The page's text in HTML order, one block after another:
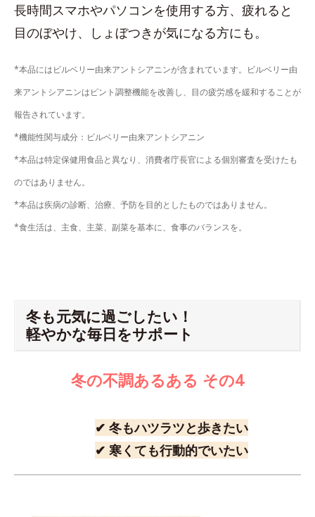
長時間スマホやパソコンを使用する方、疲れると
目のぼやけ、しょぼつきが気になる方にも。
*本品にはビルベリー由来アントシアニンが含まれています。ビルベリー由
来アントシアニンはピント調整機能を改善し、目の疲労感を緩和することが
報告されています。
*機能性関与成分：ビルベリー由来アントシアニン
*本品は特定保健用食品と異なり、消費者庁長官による個別審査を受けたも
のではありません。
*本品は疾病の診断、治療、予防を目的としたものではありません。
*食生活は、主食、主菜、副菜を基本に、食事のバランスを。
冬も元気に過ごしたい！
軽やかな毎日をサポート
冬の不調あるある その4
✔ 冬もハツラツと歩きたい
✔ 寒くても行動的でいたい